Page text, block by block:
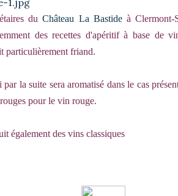
duChâteau La Bastide à Clermont-
des recettes d'apéritif à base de
particulièrement friand.
la suite sera aromatisé dans le cas
pour le vin rouge.
également des vins classiques